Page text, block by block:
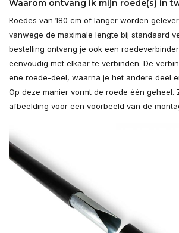
Waarom ontvang ik mijn roede(s) in
Roedes van 180 cm of langer worden
vanwege de maximale lengte bij standaard
bestelling ontvang je ook een
eenvoudig met elkaar te verbinden. De
ene roede-deel, waarna je het andere deel
Op deze manier vormt de roede één geheel.
afbeelding voor een voorbeeld van de